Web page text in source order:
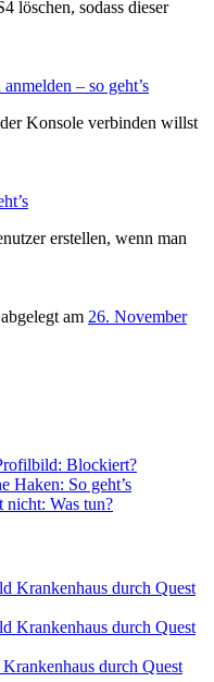
löschen, sodass dieser
– so geht’s
Konsole verbinden willst
erstellen, wenn man
abgelegt am 26. November
Blockiert?
Haken: So geht’s
nicht: Was tun?
Krankenhaus durch Quest
Krankenhaus durch Quest
durch Quest